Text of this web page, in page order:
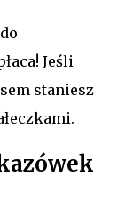
Jeśli
staniesz